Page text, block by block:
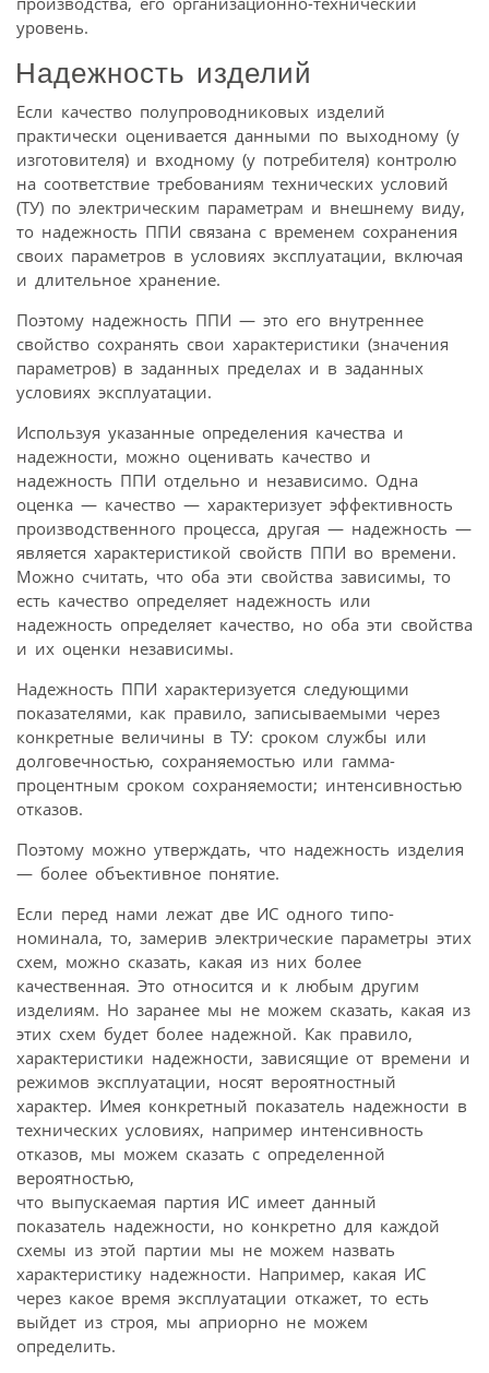
уровень.
Надежность изделий
Если качество полупроводниковых изделий
практически оценивается данными по выходному (у
изготовителя) и входному (у потребителя) контролю
на соответствие требованиям технических условий
(ТУ) по электрическим параметрам и внешнему виду,
то надежность ППИ связана с временем сохранения
своих параметров в условиях эксплуатации, включая
и длительное хранение.
Поэтому надежность ППИ — это его внутреннее
свойство сохранять свои характеристики (значения
параметров) в заданных пределах и в заданных
условиях эксплуатации.
Используя указанные определения качества и
надежности, можно оценивать качество и
надежность ППИ отдельно и независимо. Одна
оценка — качество — характеризует эффективность
производственного процесса, другая — надежность —
является характеристикой свойств ППИ во времени.
Можно считать, что оба эти свойства зависимы, то
есть качество определяет надежность или
надежность определяет качество, но оба эти свойства
и их оценки независимы.
Надежность ППИ характеризуется следующими
показателями, как правило, записываемыми через
конкретные величины в ТУ: сроком службы или
долговечностью, сохраняемостью или гамма-
процентным сроком сохраняемости; интенсивностью
отказов.
Поэтому можно утверждать, что надежность изделия
— более объективное понятие.
Если перед нами лежат две ИС одного типо-
номинала, то, замерив электрические параметры этих
схем, можно сказать, какая из них более
качественная. Это относится и к любым другим
изделиям. Но заранее мы не можем сказать, какая из
этих схем будет более надежной. Как правило,
характеристики надежности, зависящие от времени и
режимов эксплуатации, носят вероятностный
характер. Имея конкретный показатель надежности в
технических условиях, например интенсивность
отказов, мы можем сказать с определенной
вероятностью,
что выпускаемая партия ИС имеет данный
показатель надежности, но конкретно для каждой
схемы из этой партии мы не можем назвать
характеристику надежности. Например, какая ИС
через какое время эксплуатации откажет, то есть
выйдет из строя, мы априорно не можем
определить.